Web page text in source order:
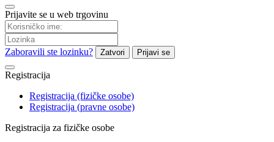
Prijavite se u web trgovinu
Zaboravili ste lozinku? Zatvori Prijavi se
Registracija
Registracija (fizičke osobe)
Registracija (pravne osobe)
Registracija za fizičke osobe